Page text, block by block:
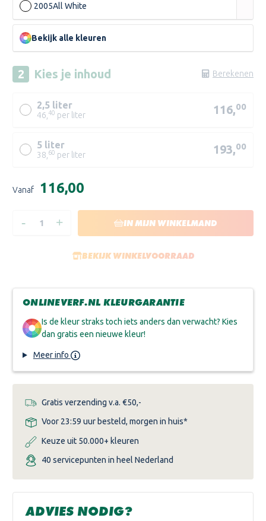
2005All White
Bekijk alle kleuren
Kies je inhoud Berekenen
2,5 liter
46, 40 per liter 116,00
5 liter
38, 60 per liter 193,00
PALE/PALE
DEEP/DEEP
voorraad:
Vanaf €116,00
HOEVEELHEID
- HOEVEELHEID
AND
BALL
+ IN MIJN WINKELMAND
BEKIJK WINKELVOORRAAD
ONLINEVERF.NL KLEURGARANTIE
Is de kleur straks toch iets anders dan verwacht? Kies
dan gratis een nieuwe kleur!
Meer info
Gratis verzending v.a. €50,-
Voor 23:59 uur besteld, morgen in huis*
Keuze uit 50.000+ kleuren
40 servicepunten in heel Nederland
ADVIES NODIG?